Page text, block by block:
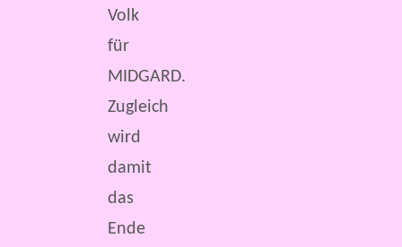
Volk
für
MIDGARD.
Zugleich
wird
damit
das
Ende